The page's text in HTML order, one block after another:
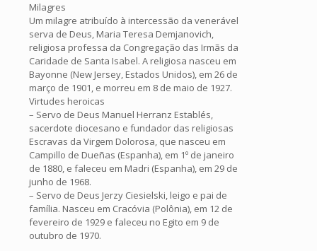
Milagres
Um milagre atribuído à intercessão da venerável
serva de Deus, Maria Teresa Demjanovich,
religiosa professa da Congregação das Irmãs da
Caridade de Santa Isabel. A religiosa nasceu em
Bayonne (New Jersey, Estados Unidos), em 26 de
março de 1901, e morreu em 8 de maio de 1927.
Virtudes heroicas
– Servo de Deus Manuel Herranz Establés,
sacerdote diocesano e fundador das religiosas
Escravas da Virgem Dolorosa, que nasceu em
Campillo de Dueñas (Espanha), em 1º de janeiro
de 1880, e faleceu em Madri (Espanha), em 29 de
junho de 1968.
– Servo de Deus Jerzy Ciesielski, leigo e pai de
família. Nasceu em Cracóvia (Polônia), em 12 de
fevereiro de 1929 e faleceu no Egito em 9 de
outubro de 1970.